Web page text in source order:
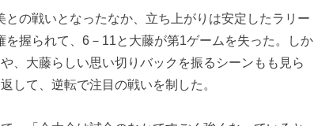
の戦いとなったなか、立ち上がりは安定したラリー
握られて、6－11と大藤が第1ゲームを失った。しか
、大藤らしい思い切りバックを振るシーンもも見ら
して、逆転で注目の戦いを制した。